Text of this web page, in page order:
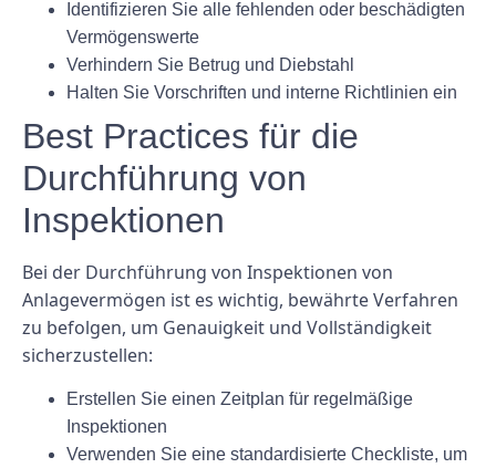
Identifizieren Sie alle fehlenden oder beschädigten
Vermögenswerte
Verhindern Sie Betrug und Diebstahl
Halten Sie Vorschriften und interne Richtlinien ein
Best Practices für die
Durchführung von
Inspektionen
Bei der Durchführung von Inspektionen von
Anlagevermögen ist es wichtig, bewährte Verfahren
zu befolgen, um Genauigkeit und Vollständigkeit
sicherzustellen:
Erstellen Sie einen Zeitplan für regelmäßige
Inspektionen
Verwenden Sie eine standardisierte Checkliste, um